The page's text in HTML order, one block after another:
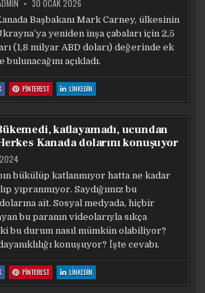
30 OCAK 2026
Başbakanı Mark Carney, ülkesinin
yeniden inşa çabaları için 2,5
(1,8 milyar ABD doları) değerinde ek
açıkladı.
:
KANADA’DAN
UKRAYNA’YA
MILYAR
YARDIM
PINTEREST:
KANADA’DAN
UKRAYNA’YA
MILYAR
YARDIM
LINKEDIN
KANADA’DAN
UKRAYNA’YA
MILYAR
YARDIM
katlayamadı, ucundan
Kanada dolarını konuşuyor
2024
bükülüp katlanmıyor hatta ne kadar
yıpranmıyor. Saydığımız bu
ait. Sosyal medyada, hiçbir
bu paranın videolarıyla sıkça
bu durum nasıl mümkün olabiliyor?
konuşuyor? İşte cevabı.
:
BÜKEMEDI,
KATLAYAMADI,
PINTEREST:
BÜKEMEDI,
KATLAYAMADI,
LINKEDIN
BÜKEMEDI,
KATLAYAMADI,